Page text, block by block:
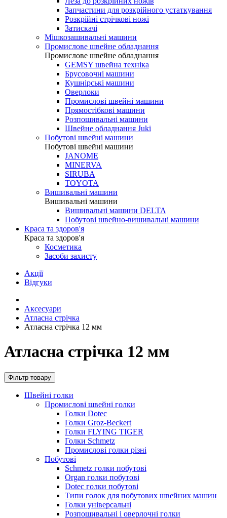
Запчастини для розкрійного устаткування
Розкрійні стрічкові ножі
Затискачі
Мішкозашивальні машини
Промислове швейне обладнання
Промислове швейне обладнання
GEMSY швейна техніка
Брусовочні машини
Кушнірські машини
Оверлоки
Промислові швейні машини
Прямостібкові машини
Розпошивальні машини
Швейне обладнання Juki
Побутові швейні машини
Побутові швейні машини
JANOME
MINERVA
SIRUBA
TOYOTA
Вишивальні машини
Вишивальні машини
Вишивальні машини DELTA
Побутові швейно-вишивальні машини
Краса та здоров'я
Краса та здоров'я
Косметика
Засоби захисту
Акції
Відгуки
Аксесуари
Атласна стрічка
Атласна стрічка 12 мм
Атласна стрічка 12 мм
Фільтр товару
Швейні голки
Промислові швейні голки
Голки Dotec
Голки Groz-Beckert
Голки FLYING TIGER
Голки Schmetz
Промислові голки різні
Побутові
Schmetz голки побутові
Organ голки побутові
Dotec голки побутові
Типи голок для побутових швейних машин
Голки універсальні
Розпошивальні і оверлочні голки